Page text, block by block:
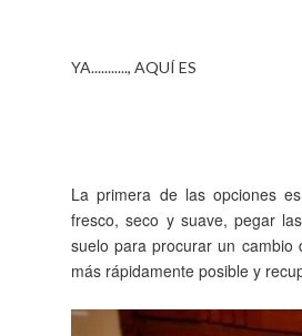
YA..........., AQUÍ ES
La primera de las opciones
fresco, seco y suave, pegar
suelo para procurar un cambio
más rápidamente posible y